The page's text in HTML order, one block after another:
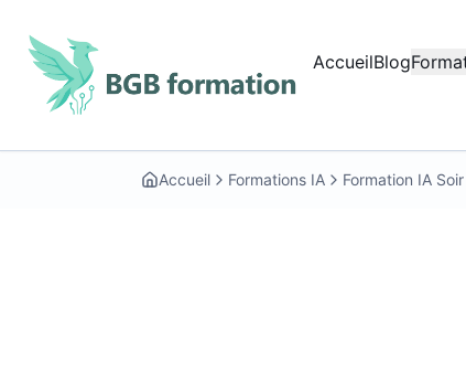
AccueilBlog
Accueil Formations IA Formation IA Soir